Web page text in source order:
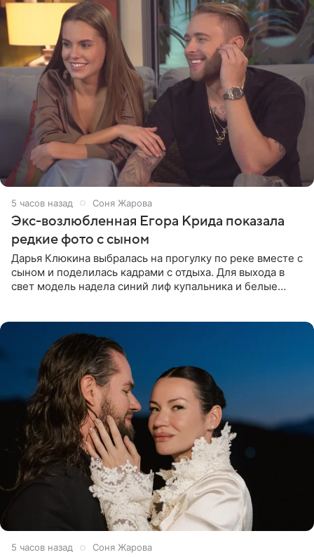
5 часов назад Соня Жарова
Экс-возлюбленная Егора Крида показала
редкие фото с сыном
Дарья Клюкина выбралась на прогулку по реке вместе с
сыном и поделилась кадрами с отдыха. Для выхода в
свет модель надела синий лиф купальника и белые
5 часов назад Соня Жарова